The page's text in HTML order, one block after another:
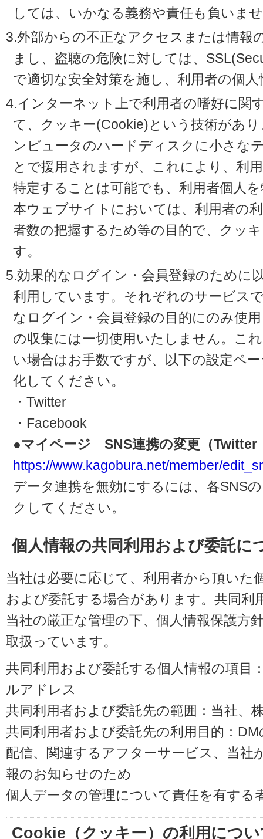
しては、いかなる義務や責任も負いま
3.外部からの不正なアクセスまたは情報
まし、盗聴の危険に対しては、
で適切な安全対策を施し、利用者の個
4.インターネット上で利用者の嗜好に関
て、クッキー(Cookie)という技術があ
ンピュータのハードディスクに小さな
とで援用されますが、これにより、利
特定することは可能でも、利用者個人
本ウェブサイトにおいては、利用者の
者数の把握するため等の目的で、クッ
す。
5.効果的なログイン・会員登録のために
利用しています。それぞれのサービス
なログイン・会員登録の目的にのみ使
の収集には一切使用いたしません。こ
い場合はお手数ですが、以下の設定ペ
化してください。
・Twitter
・Facebook
●マイページ SNS連携の変更（Twitter
https://www.kagobura.net/member/
データ連携を無効にするには、各SNS
クしてください。
個人情報の共同利用および委託に
当社は必要に応じて、利用者から頂いた
および委託する場合があります。共同利
当社の厳正な管理の下、個人情報保護方
取扱っています。
共同利用および委託する個人情報の項目
ルアドレス
共同利用者および委託先の範囲：当社、
共同利用者および委託先の利用目的：
配信、関連するアフターサービス、当社
報のお知らせのため
個人データの管理について責任を有する
Cookie（クッキー）の利用につ